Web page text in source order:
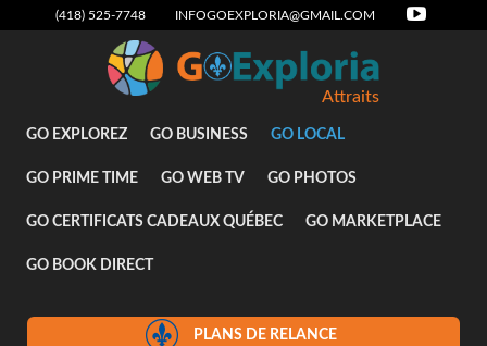
(418) 525-7748 INFOGOEXPLORIA@GMAIL.COM
Attraits
GO EXPLOREZ GO BUSINESS GO LOCAL
GO PRIME TIME GO WEB TV GO PHOTOS
GO CERTIFICATS CADEAUX QUÉBEC GO MARKETPLACE
GO BOOK DIRECT
PLANS DE RELANCE